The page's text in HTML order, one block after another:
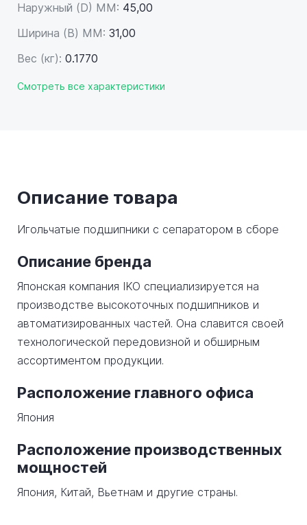
Наружный (D) ММ: 45,00
Ширина (B) MM: 31,00
Вес (кг): 0.1770
Смотреть все характеристики
Описание товара
Игольчатые подшипники с сепаратором в сборе
Описание бренда
Японская компания IKO специализируется на
производстве высокоточных подшипников и
автоматизированных частей. Она славится своей
технологической передовизной и обширным
ассортиментом продукции.
Расположение главного офиса
Япония
Расположение производственных
мощностей
Япония, Китай, Вьетнам и другие страны.